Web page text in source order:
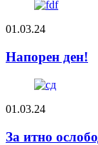
01.03.24
Напорен ден!
01.03.24
За итно